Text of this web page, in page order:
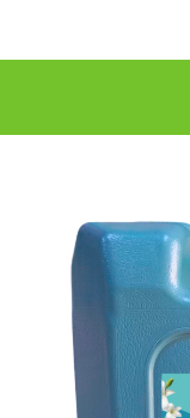
cantidad